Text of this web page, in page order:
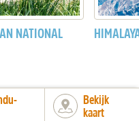
NATIONAL
Bekijk
kaart